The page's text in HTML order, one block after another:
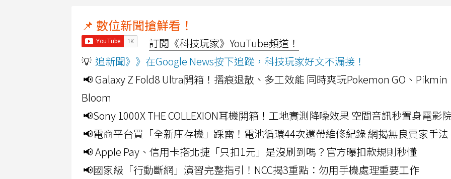
📌 數位新聞搶鮮看！
訂閱《科技玩家》YouTube頻道！
💡 追新聞》》在Google News按下追蹤，科技玩家好文不漏接！
📢 Galaxy Z Fold8 Ultra開箱！摺痕退散、多工效能 同時爽玩Pokemon GO、Pikmin
Bloom
📢Sony 1000X THE COLLEXION耳機開箱！工地實測降噪效果 空間音訊秒置身電影
📢電商平台買「全新庫存機」踩雷！電池循環44次還帶維修紀錄 網揭無良賣家手法
📢 Apple Pay、信用卡搭北捷「只扣1元」是沒刷到嗎？官方曝扣款規則秒懂
📢國家級「行動斷網」演習完整指引！NCC揭3重點：勿用手機處理重要工作